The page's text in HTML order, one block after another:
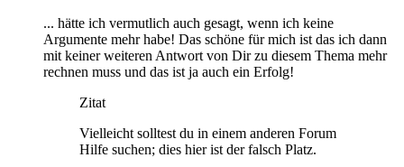
... hätte ich vermutlich auch gesagt, wenn ich keine
Argumente mehr habe! Das schöne für mich ist das ich dann
mit keiner weiteren Antwort von Dir zu diesem Thema mehr
rechnen muss und das ist ja auch ein Erfolg!
Zitat
Vielleicht solltest du in einem anderen Forum
Hilfe suchen; dies hier ist der falsch Platz.